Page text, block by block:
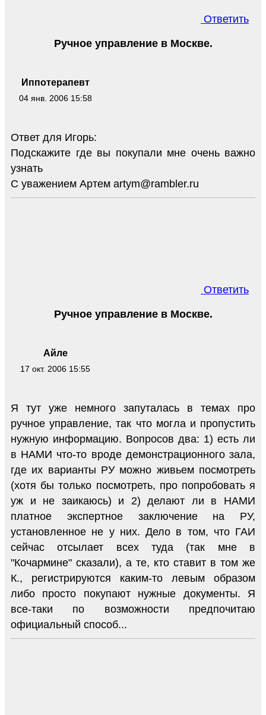
Ответить
Иппотерапевт
04 янв. 2006 15:58
Ручное управление в Москве.
Ответ для Игорь:
Подскажите где вы покупали мне очень важно
узнать
С уважением Артем artym@rambler.ru
Ответить
Айле
17 окт. 2006 15:55
Ручное управление в Москве.
Я тут уже немного запуталась в темах про
ручное управление, так что могла и пропустить
нужную информацию. Вопросов два: 1) есть ли
в НАМИ что-то вроде демонстрационного зала,
где их варианты РУ можно живьем посмотреть
(хотя бы только посмотреть, про попробовать я
уж и не заикаюсь) и 2) делают ли в НАМИ
платное экспертное заключение на РУ,
установленное не у них. Дело в том, что ГАИ
сейчас отсылает всех туда (так мне в
"Кочармине" сказали), а те, кто ставит в том же
К., регистрируются каким-то левым образом
либо просто покупают нужные документы. Я
все-таки по возможности предпочитаю
официальный способ...